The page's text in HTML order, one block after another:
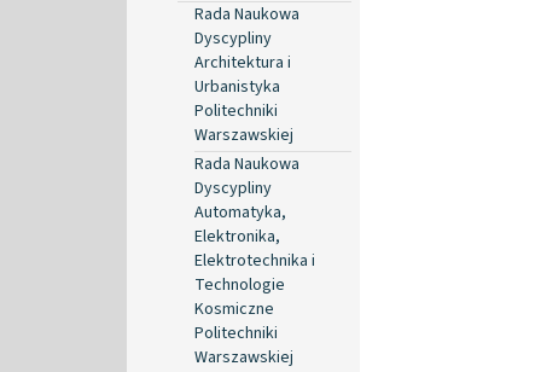
Rada Naukowa
Dyscypliny
Architektura i
Urbanistyka
Politechniki
Warszawskiej
Rada Naukowa
Dyscypliny
Automatyka,
Elektronika,
Elektrotechnika i
Technologie
Kosmiczne
Politechniki
Warszawskiej